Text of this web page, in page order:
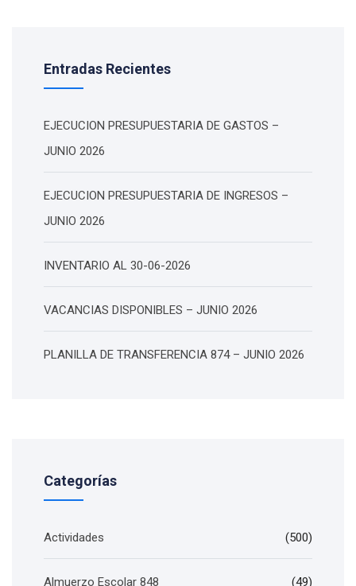
Entradas Recientes
EJECUCION PRESUPUESTARIA DE GASTOS –
JUNIO 2026
EJECUCION PRESUPUESTARIA DE INGRESOS –
JUNIO 2026
INVENTARIO AL 30-06-2026
VACANCIAS DISPONIBLES – JUNIO 2026
PLANILLA DE TRANSFERENCIA 874 – JUNIO 2026
Categorías
Actividades (500)
Almuerzo Escolar 848 (49)